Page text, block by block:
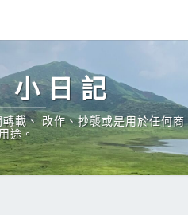
日記
載、 改作、抄襲或是用於任何商
途。